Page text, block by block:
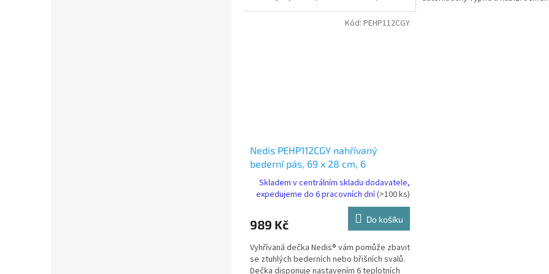
Nedis PEHP112CGY nahřívaný
bederní pás, 69 x 28 cm, 6
nastavení teploty, digitální
ovládání, ochrana proti přehřátí
Skladem v centrálním skladu dodavatele,
expedujeme do 6 pracovních dní(>100 ks)
989 Kč Do košíku
Vyhřívaná dečka Nedis® vám pomůže zbavit
se ztuhlých bederních nebo břišních svalů.
Dečka disponuje nastavením 6 teplotních
Kód: PEHP112CGY